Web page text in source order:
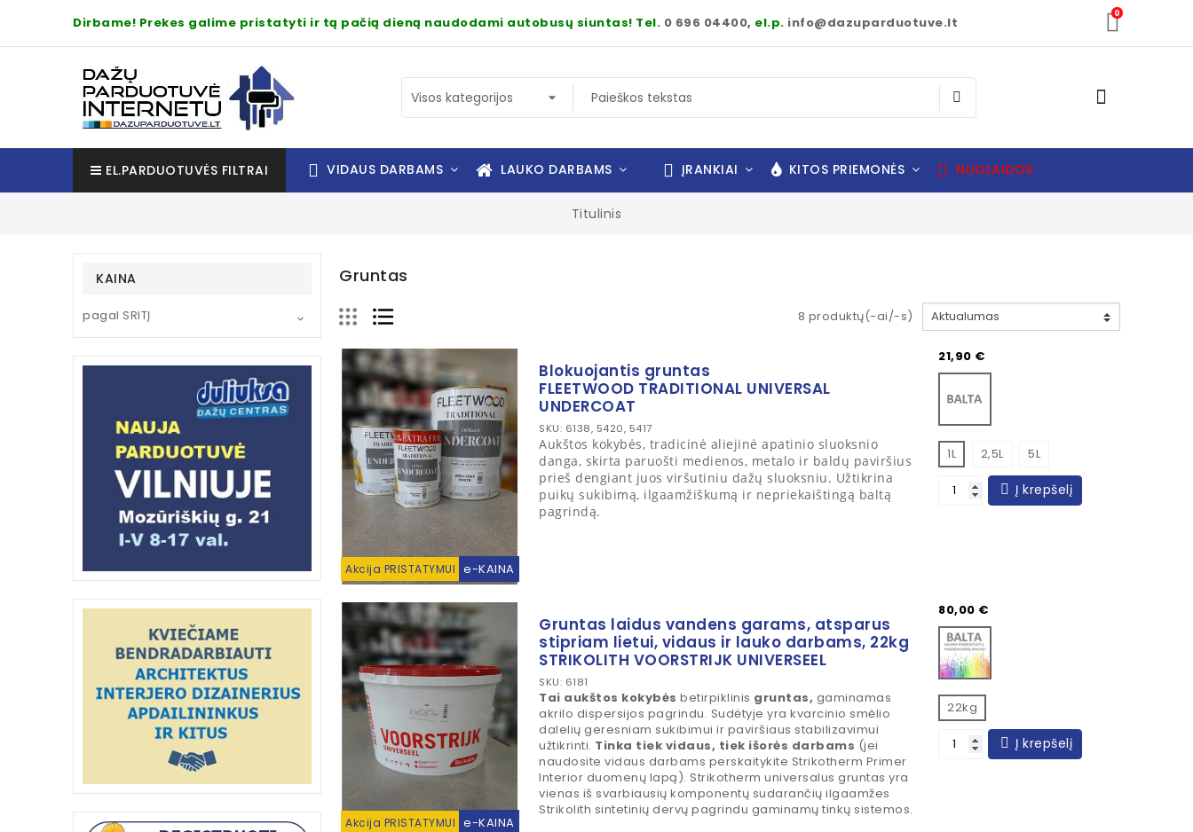
Dirbame! Prekes galime pristatyti ir tą pačią dieną naudodami autobusų siuntas! Tel. 0 696 04400, el.p. info@dazuparduotuve.lt
0
EL.PARDUOTUVĖS FILTRAI VIDAUS DARBAMS LAUKO DARBAMS ĮRANKIAI KITOS PRIEMONĖS NUOLAIDOS
Titulinis
KAINA
pagal SRITĮ 
Gruntas
8 produktų(-ai/-s)
Akcija PRISTATYMUI e-KAINA
Blokuojantis gruntas
FLEETWOOD TRADITIONAL UNIVERSAL
UNDERCOAT
SKU: 6138, 5420, 5417
Aukštos kokybės, tradicinė aliejinė apatinio sluoksnio
danga, skirta paruošti medienos, metalo ir baldų paviršius
prieš dengiant juos viršutiniu dažų sluoksniu. Užtikrina
puikų sukibimą, ilgaamžiškumą ir nepriekaištingą baltą
pagrindą.
Kaina
21,90 €
1L 2,5L 5L
Į krepšelį
Akcija PRISTATYMUI e-KAINA
Gruntas laidus vandens garams, atsparus
stipriam lietui, vidaus ir lauko darbams, 22kg
STRIKOLITH VOORSTRIJK UNIVERSEEL
SKU: 6181
Tai aukštos kokybės betirpiklinis gruntas, gaminamas
akrilo dispersijos pagrindu. Sudėtyje yra kvarcinio smėlio
dalelių geresniam sukibimui ir paviršiaus stabilizavimui
užtikrinti. Tinka tiek vidaus, tiek išorės darbams (jei
naudosite vidaus darbams perskaitykite Strikotherm Primer
Interior duomenų lapą). Strikotherm universalus gruntas yra
vienas iš svarbiausių komponentų sudarančių ilgaamžes
Strikolith sintetinių dervų pagrindu gaminamų tinkų sistemos.
Kaina
80,00 €
Bazė spalvinimui
22kg
Į krepšelį